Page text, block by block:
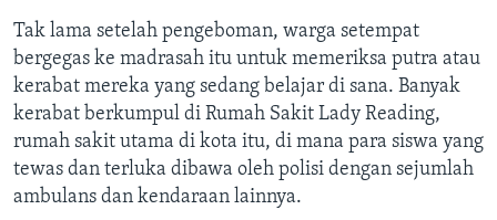
Tak lama setelah pengeboman, warga setempat
bergegas ke madrasah itu untuk memeriksa putra atau
kerabat mereka yang sedang belajar di sana. Banyak
kerabat berkumpul di Rumah Sakit Lady Reading,
rumah sakit utama di kota itu, di mana para siswa yang
tewas dan terluka dibawa oleh polisi dengan sejumlah
ambulans dan kendaraan lainnya.